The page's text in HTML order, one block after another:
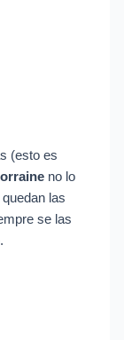
(esto es
no lo
las
se las